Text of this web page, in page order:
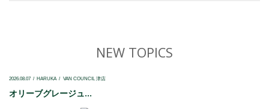
NEW TOPICS
2026.08.07 HARUKA VAN COUNCIL 津店
オリーブグレージュ...